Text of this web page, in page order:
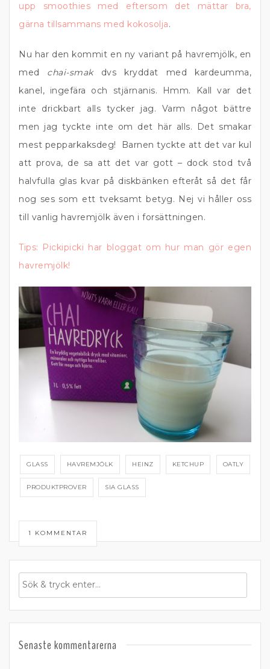
upp smoothies med eftersom det mättar bra,
gärna tillsammans med kokosolja.
Nu har den kommit en ny variant på havremjölk, en
med chai-smakdvs kryddat med kardeumma,
kanel, ingefära och stjärnanis. Hmm. Kall var det
inte drickbart alls tycker jag. Varm något bättre
men jag tyckte inte om det här alls. Det smakar
mest pepparkaksdeg! Barnen tyckte att det var kul
att prova, de sa att det var gott – dock stod två
halvfulla glas kvar på diskbänken efteråt så det får
nog ses som ett tveksamt betyg. Nej vi håller oss
till vanlig havremjölk även i forsättningen.
Tips: Pickipicki har bloggat om hur man gör egen
havremjölk!
GLASS HAVREMJÖLK HEINZ KETCHUP OATLY
PRODUKTPROVER SIA GLASS
1 KOMMENTAR
Senaste kommentarerna